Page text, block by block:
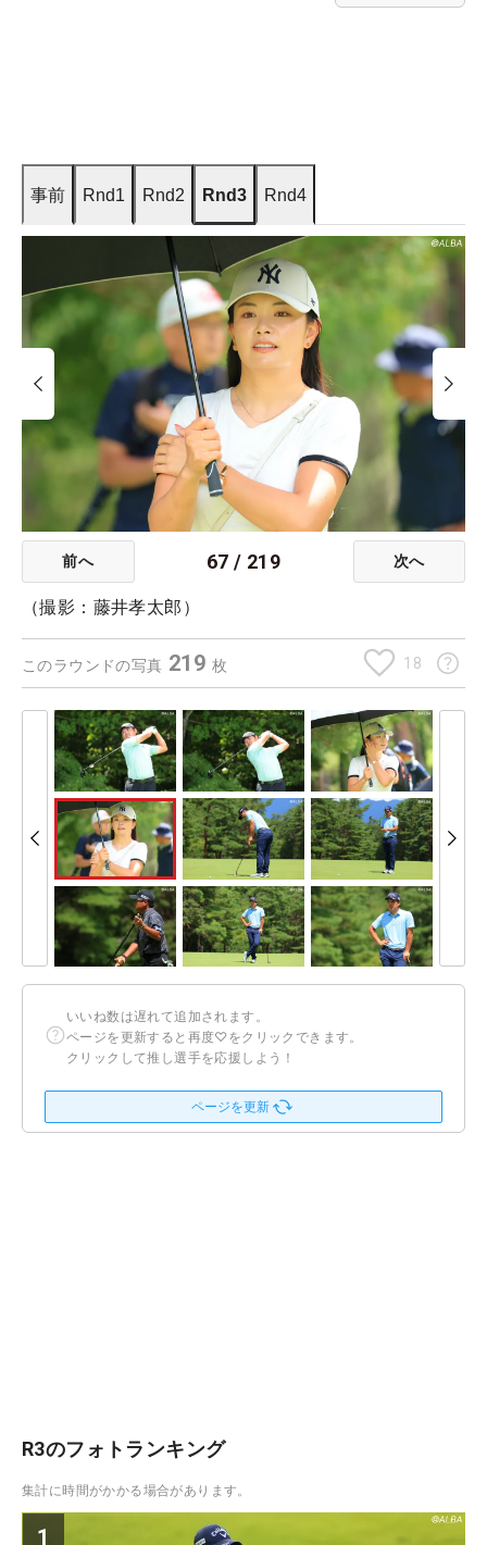
事前 Rnd1 Rnd2 Rnd3 Rnd4
前へ 67 / 219 次へ
（撮影：藤井孝太郎）
このラウンドの写真 219 枚 18
いいね数は遅れて追加されます。
ページを更新すると再度♡をクリックできます。
クリックして推し選手を応援しよう！
ページを更新
R3のフォトランキング
集計に時間がかかる場合があります。
1